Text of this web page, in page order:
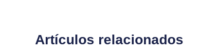
Artículos relacionados